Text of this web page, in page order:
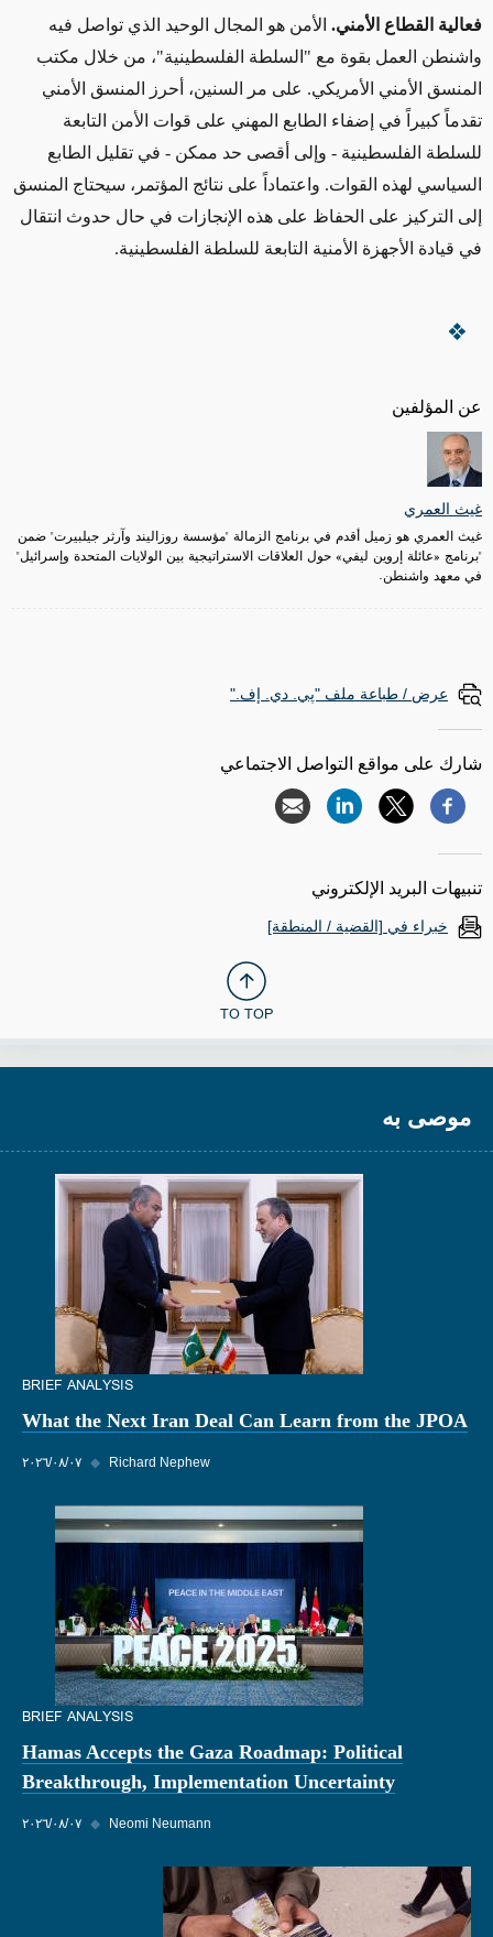
عن المؤلفين
غيث العمري
غيث العمري هو زميل أقدم في برنامج الزمالة "مؤسسة روزاليند وآرثر جيلبيرت" ضمن
"برنامج «عائلة إروين ليفي» حول العلاقات الاستراتيجية بين الولايات المتحدة وإسرائيل"
في معهد واشنطن.
فعالية القطاع الأمني. الأمن هو المجال الوحيد الذي تواصل فيه
واشنطن العمل بقوة مع "السلطة الفلسطينية"، من خلال مكتب
المنسق الأمني الأمريكي. على مر السنين، أحرز المنسق الأمني
تقدماً كبيراً في إضفاء الطابع المهني على قوات الأمن التابعة
للسلطة الفلسطينية - وإلى أقصى حد ممكن - في تقليل الطابع
السياسي لهذه القوات. واعتماداً على نتائج المؤتمر، سيحتاج المنسق
إلى التركيز على الحفاظ على هذه الإنجازات في حال حدوث انتقال
في قيادة الأجهزة الأمنية التابعة للسلطة الفلسطينية.
عرض / طباعة ملف "پي. دي. إف."
شارك على مواقع التواصل الاجتماعي
تنبيهات البريد الإلكتروني
خبراء في [القضية / المنطقة]
TO TOP
موصى به
BRIEF ANALYSIS
What the Next Iran Deal Can Learn from the JPOA
٠٧‏/٠٨‏/٢٠٢٦ ◆ Richard Nephew
BRIEF ANALYSIS
Hamas Accepts the Gaza Roadmap: Political
Breakthrough, Implementation Uncertainty
٠٧‏/٠٨‏/٢٠٢٦ ◆ Neomi Neumann